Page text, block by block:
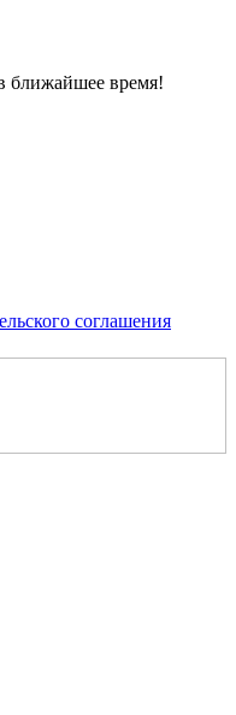
ближайшее время!
соглашения